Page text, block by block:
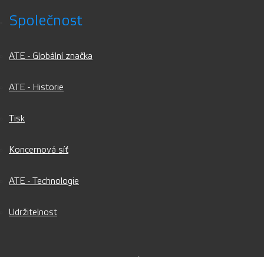
Společnost
ATE - Globální značka
ATE - Historie
Tisk
Koncernová síť
ATE - Technologie
Udržitelnost